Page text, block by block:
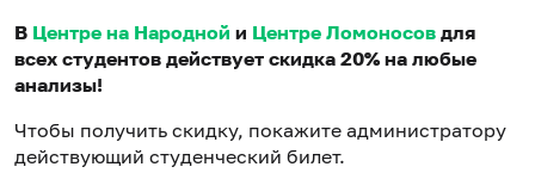
В Центре на Народной и Центре Ломоносов для
всех студентов действует скидка 20% на любые
анализы!
Чтобы получить скидку, покажите администратору
действующий студенческий билет.